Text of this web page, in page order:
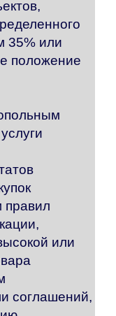
35% или
положение
правил
или
соглашений,